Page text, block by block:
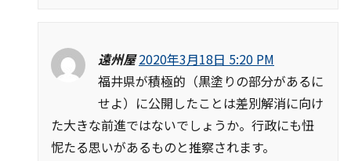
遠州屋 2020年3月18日 5:20 PM
福井県が積極的（黒塗りの部分があるに
せよ）に公開したことは差別解消に向け
た大きな前進ではないでしょうか。行政にも忸
怩たる思いがあるものと推察されます。